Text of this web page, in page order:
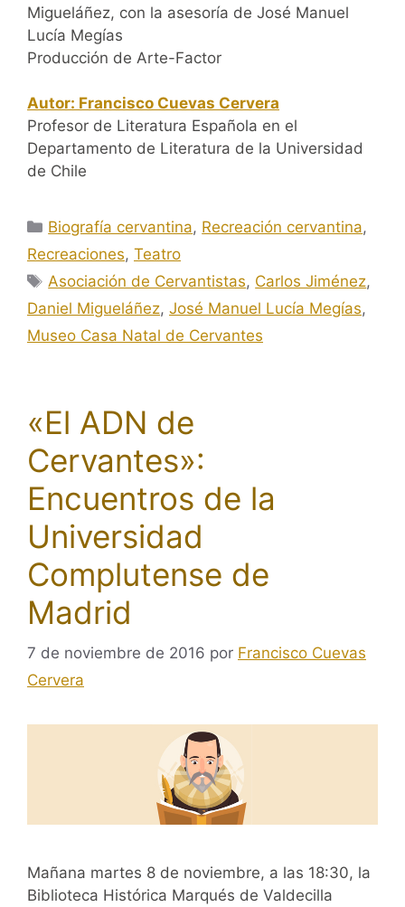
Migueláñez, con la asesoría de José Manuel
Lucía Megías
Producción de Arte-Factor
Autor: Francisco Cuevas Cervera
Profesor de Literatura Española en el
Departamento de Literatura de la Universidad
de Chile
Categorías
Biografía cervantina, Recreación cervantina,
Recreaciones, Teatro
Etiquetas
Asociación de Cervantistas, Carlos Jiménez,
Daniel Migueláñez, José Manuel Lucía Megías,
Museo Casa Natal de Cervantes
«El ADN de
Cervantes»:
Encuentros de la
Universidad
Complutense de
Madrid
7 de noviembre de 2016 por Francisco Cuevas
Cervera
Mañana martes 8 de noviembre, a las 18:30, la
Biblioteca Histórica Marqués de Valdecilla